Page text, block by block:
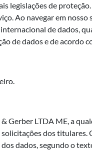
legislações de
Ao navegar em
de dados,
de dados e de acordo
Gerber LTDA ME, a
dos
dados, segundo o